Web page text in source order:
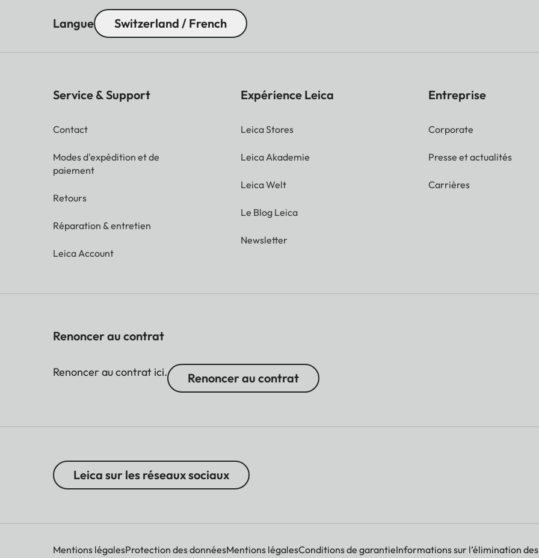
Langue Switzerland / French
Service & Support
Contact
Modes d'expédition et de
paiement
Retours
Réparation & entretien
Leica Account
Expérience Leica
Leica Stores
Leica Akademie
Leica Welt
Le Blog Leica
Newsletter
Entreprise
Corporate
Presse et actualités
Carrières
Renoncer au contrat
Renoncer au contrat ici. Renoncer au contrat
Leica sur les réseaux sociaux
Mentions légalesProtection des donnéesMentions légalesConditions de garantieInformations sur l’élimination